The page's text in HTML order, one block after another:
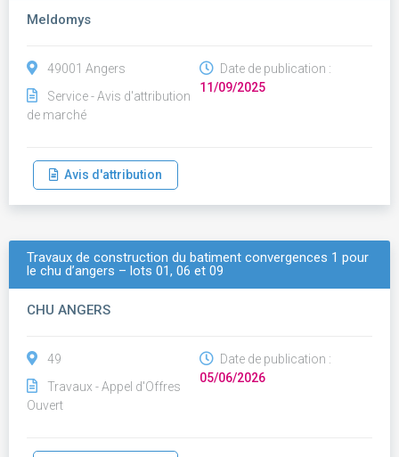
Meldomys
49001 Angers
Service - Avis d'attribution
de marché
Date de publication :
11/09/2025
Avis d'attribution
Travaux de construction du batiment convergences 1 pour
le chu d’angers – lots 01, 06 et 09
CHU ANGERS
49
Travaux - Appel d'Offres
Ouvert
Date de publication :
05/06/2026